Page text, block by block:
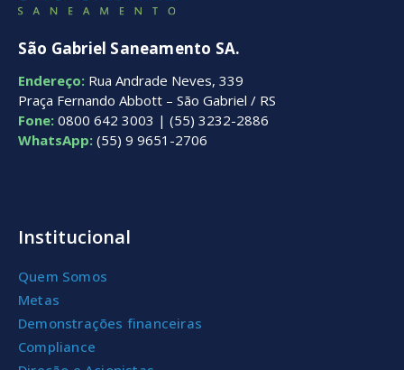
São Gabriel Saneamento SA.
Endereço: Rua Andrade Neves, 339
Praça Fernando Abbott – São Gabriel / RS
Fone: 0800 642 3003 | (55) 3232-2886
WhatsApp: (55) 9 9651-2706
Institucional
Quem Somos
Metas
Demonstrações financeiras
Compliance